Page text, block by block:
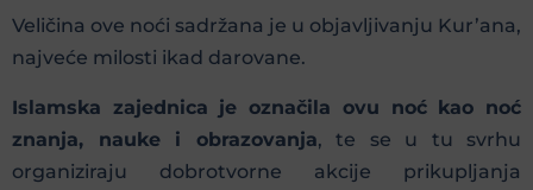
Veličina ove noći sadržana je u objavljivanju Kur’ana,
najveće milosti ikad darovane.
Islamska zajednica je označila ovu noć kao noć
znanja, nauke i obrazovanja, te se u tu svrhu
organiziraju dobrotvorne akcije prikupljanja